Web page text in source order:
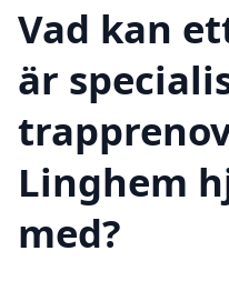
Vad kan
är
Linghem
med?